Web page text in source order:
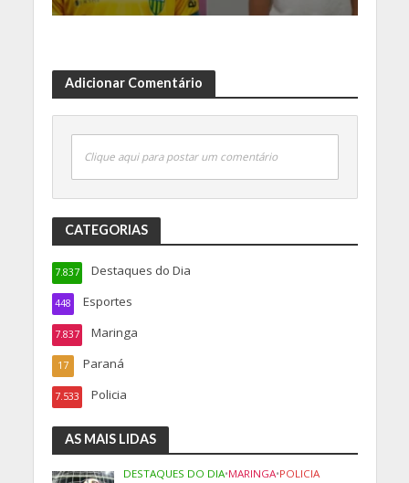
Adicionar Comentário
Clique aqui para postar um comentário
CATEGORIAS
Destaques do Dia
7.837
Esportes
448
Maringa
7.837
Paraná
17
Policia
7.533
AS MAIS LIDAS
DESTAQUES DO DIA•MARINGA•POLICIA